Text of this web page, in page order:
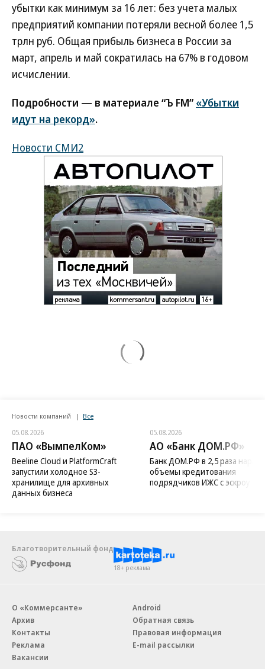
убытки как минимум за 16 лет: без учета малых
предприятий компании потеряли весной более 1,5
трлн руб. Общая прибыль бизнеса в России за
март, апрель и май сократилась на 67% в годовом
исчислении.
Подробности — в материале “Ъ FM” «Убытки
идут на рекорд».
Новости СМИ2
Новости компаний Все
05.08.2026
ПАО «ВымпелКом»
Beeline Cloud и PlatformCraft
запустили холодное S3-
хранилище для архивных
данных бизнеса
05.08.2026
АО «Банк ДОМ.РФ»
Банк ДОМ.РФ в 2,5 раза
объемы кредитования
подрядчиков ИЖС с эскроу
Благотворительный фонд
18+ реклама
О «Коммерсанте»
Архив
Контакты
Реклама
Вакансии
Android
Обратная связь
Правовая информация
E-mail рассылки